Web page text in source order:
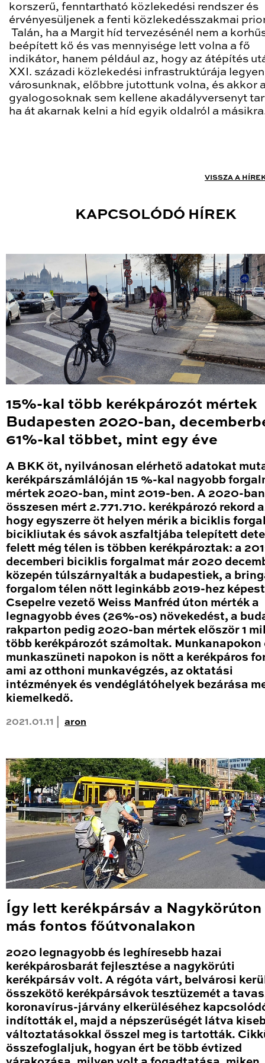
korszerű, fenntartható közlekedési rendszer és
érvényesüljenek a fenti közlekedésszakmai
Talán, ha a Margit híd tervezésénél nem a
beépített kő és vas mennyisége lett volna a fő
indikátor, hanem például az, hogy az átépítés
XXI. századi közlekedési infrastruktúrája legyen
városunknak, előbbre jutottunk volna, és akkor
gyalogosoknak sem kellene akadályversenyt
ha át akarnak kelni a híd egyik oldalról a
VISSZA A
KAPCSOLÓDÓ HÍREK
15%-kal több kerékpározót mértek
Budapesten 2020-ban,
61%-kal többet, mint egy éve
A BKK öt, nyilvánosan elérhető adatokat
kerékpárszámlálóján 15 %-kal nagyobb
mértek 2020-ban, mint 2019-ben. A 2020-ban
összesen mért 2.771.710. kerékpározó rekord
hogy egyszerre öt helyen mérik a biciklis
bicikliutak és sávok aszfaltjába telepített
felett még télen is többen kerékpároztak: a
decemberi biciklis forgalmat már 2020
közepén túlszárnyalták a budapestiek, a
forgalom télen nőtt leginkább 2019-hez
Csepelre vezető Weiss Manfréd úton mérték a
legnagyobb éves (26%-os) növekedést, a
rakparton pedig 2020-ban mértek először 1
több kerékpározót számoltak. Munkanapokon
munkaszüneti napokon is nőtt a kerékpáros
ami az otthoni munkavégzés, az oktatási
intézmények és vendéglátóhelyek bezárása
kiemelkedő.
2021.01.11 | aron
Így lett kerékpársáv a Nagykörúton
más fontos főútvonalakon
2020 legnagyobb és leghíresebb hazai
kerékpárosbarát fejlesztése a nagykörúti
kerékpársáv volt. A régóta várt, belvárosi
összekötő kerékpársávok tesztüzemét a
koronavírus-járvány elkerüléséhez
indították el, majd a népszerűségét látva
változtatásokkal ősszel meg is tartották.
összefoglaljuk, hogyan ért be több évtized